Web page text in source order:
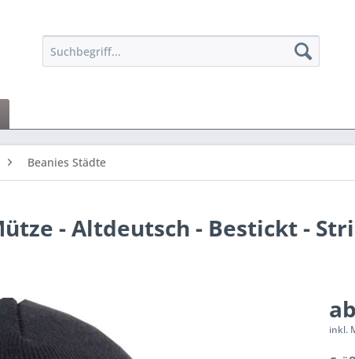
Beanies Städte
- Altdeutsch - Bestickt -
inkl.